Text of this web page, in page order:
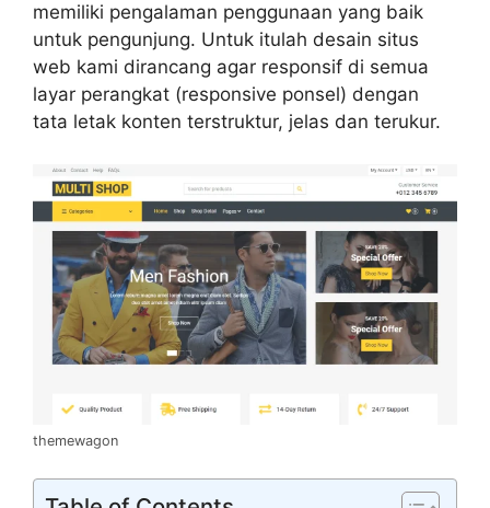
memiliki pengalaman penggunaan yang baik
untuk pengunjung. Untuk itulah desain situs
web kami dirancang agar responsif di semua
layar perangkat (responsive ponsel) dengan
tata letak konten terstruktur, jelas dan terukur.
themewagon